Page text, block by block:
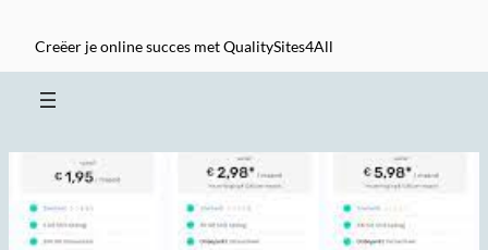
Creëer je online succes met QualitySites4All